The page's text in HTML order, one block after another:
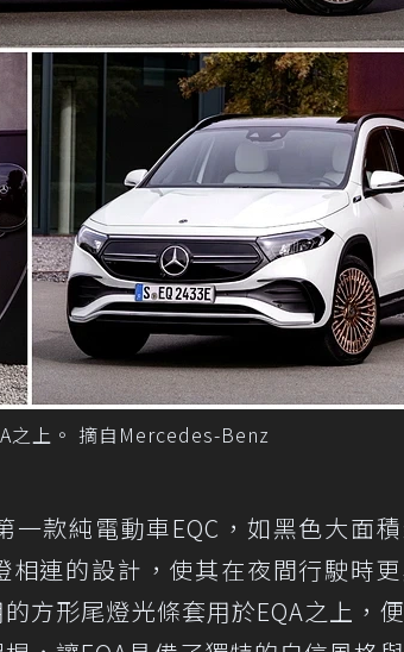
之上。 摘自Mercedes-Benz
款純電動車EQC，如黑色大面
連的設計，使其在夜間行駛時
方形尾燈光條套用於EQA之上，